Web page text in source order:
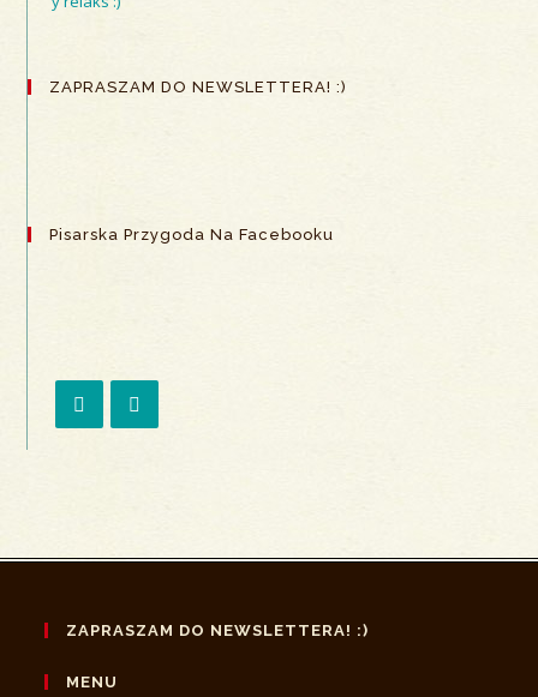
ZAPRASZAM DO NEWSLETTERA! :)
Pisarska Przygoda Na Facebooku
ZAPRASZAM DO NEWSLETTERA! :)
MENU